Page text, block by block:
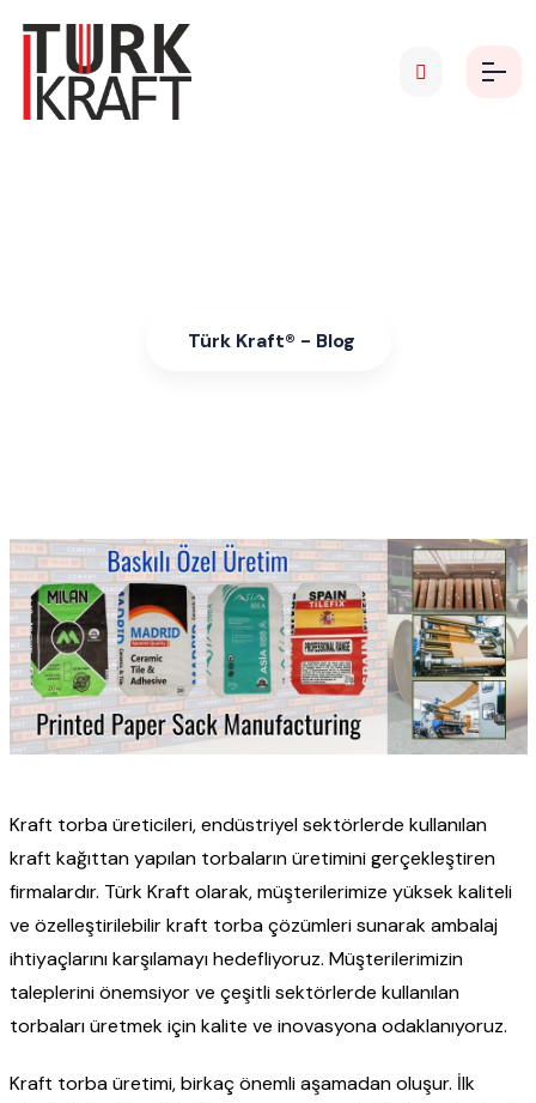
Türk Kraft® - Blog
Kraft torba üreticileri, endüstriyel sektörlerde kullanılan
kraft kağıttan yapılan torbaların üretimini gerçekleştiren
firmalardır. Türk Kraft olarak, müşterilerimize yüksek kaliteli
ve özelleştirilebilir kraft torba çözümleri sunarak ambalaj
ihtiyaçlarını karşılamayı hedefliyoruz. Müşterilerimizin
taleplerini önemsiyor ve çeşitli sektörlerde kullanılan
torbaları üretmek için kalite ve inovasyona odaklanıyoruz.
Kraft torba üretimi, birkaç önemli aşamadan oluşur. İlk